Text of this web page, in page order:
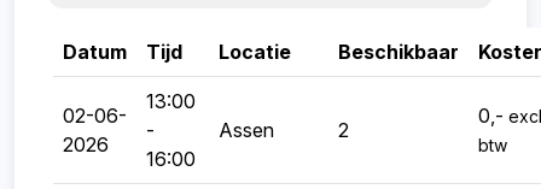
Datum Tijd Locatie Beschikbaar
02-06-
2026
13:00
-
16:00
Assen 2
0,-
btw